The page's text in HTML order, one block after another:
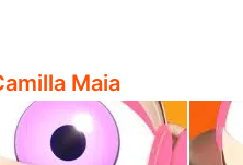
Maia